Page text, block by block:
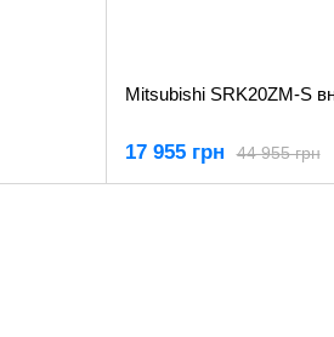
Mitsubishi SRK20ZM-S
44 955 грн
17 955 грн